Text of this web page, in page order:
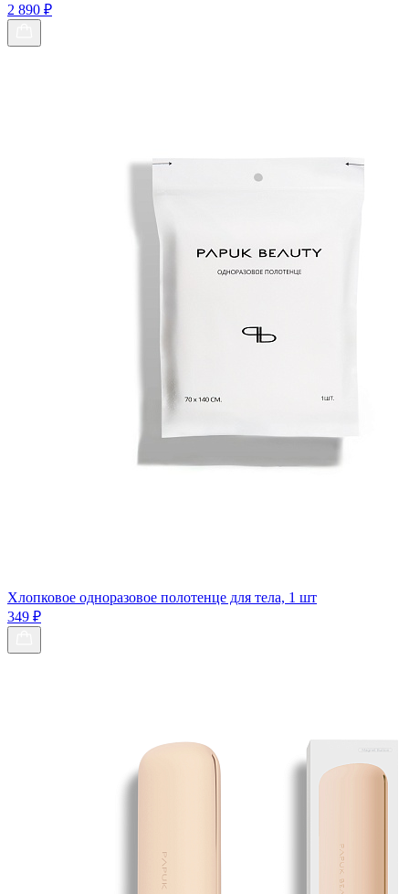
2 890 ₽
Хлопковое одноразовое полотенце для тела, 1 шт
349 ₽